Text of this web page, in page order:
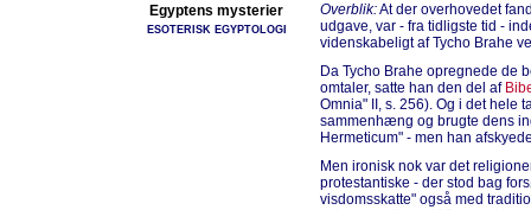
Egyptens mysterier
ESOTERISK EGYPTOLOGI
Overblik:At der overhovedet
udgave, var - fra tidligste tid -
videnskabeligt af Tycho Brahe
Da Tycho Brahe opregnede de
omtaler, satte han den del af
Omnia" II, s. 256). Og i det hele
sammenhæng og brugte dens
Hermeticum" - men han
Men ironisk nok var det
protestantiske - der stod bag
visdomsskatte" også med